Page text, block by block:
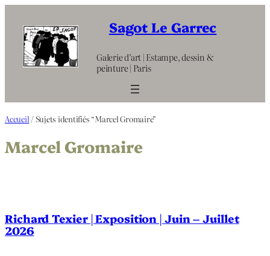
contenu
Sagot Le Garrec
Galerie d’art | Estampe, dessin &
peinture | Paris
Accueil / Sujets identifiés “Marcel Gromaire”
Marcel Gromaire
Richard Texier | Exposition | Juin – Juillet
2026